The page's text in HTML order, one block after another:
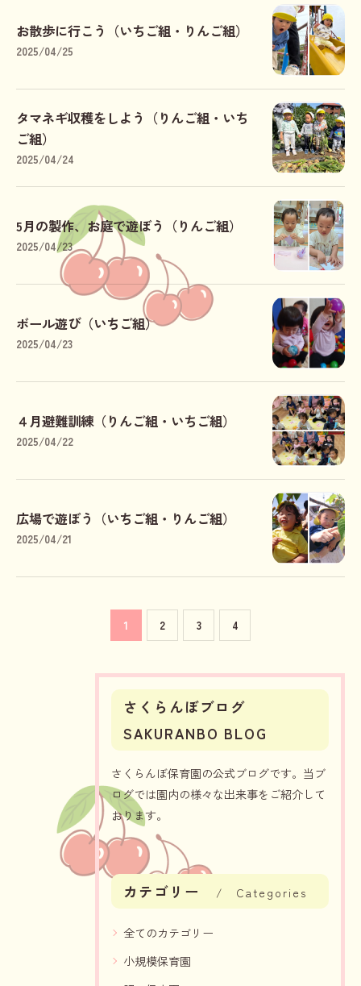
お散歩に行こう（いちご組・りんご組）
2025/04/25
タマネギ収穫をしよう（りんご組・いち
ご組）
2025/04/24
5月の製作、お庭で遊ぼう（りんご組）
2025/04/23
ボール遊び（いちご組）
2025/04/23
４月避難訓練（りんご組・いちご組）
2025/04/22
広場で遊ぼう（いちご組・りんご組）
2025/04/21
1 2 3 4
さくらんぼブログ
SAKURANBO BLOG
さくらんぼ保育園の公式ブログです。当ブ
ログでは園内の様々な出来事をご紹介して
おります。
カテゴリー Categories
全てのカテゴリー
小規模保育園